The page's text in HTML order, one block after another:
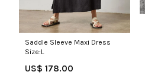
Saddle Sleeve Maxi Dress
Size:L
US$ 178.00